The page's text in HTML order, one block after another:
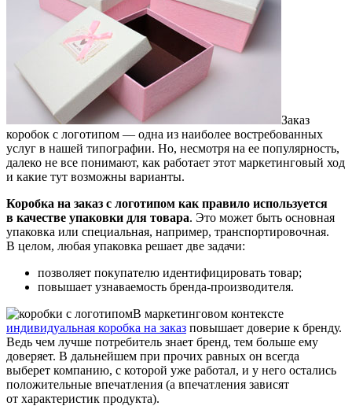
Заказ
коробок с логотипом — одна из наиболее востребованных
услуг в нашей типографии. Но, несмотря на ее популярность,
далеко не все понимают, как работает этот маркетинговый ход
и какие тут возможны варианты.
Коробка на заказ с логотипом как правило используется
в качестве упаковки для товара. Это может быть основная
упаковка или специальная, например, транспортировочная.
В целом, любая упаковка решает две задачи:
позволяет покупателю идентифицировать товар;
повышает узнаваемость бренда-производителя.
В маркетинговом контексте
индивидуальная коробка на заказ повышает доверие к бренду.
Ведь чем лучше потребитель знает бренд, тем больше ему
доверяет. В дальнейшем при прочих равных он всегда
выберет компанию, с которой уже работал, и у него остались
положительные впечатления (а впечатления зависят
от характеристик продукта).